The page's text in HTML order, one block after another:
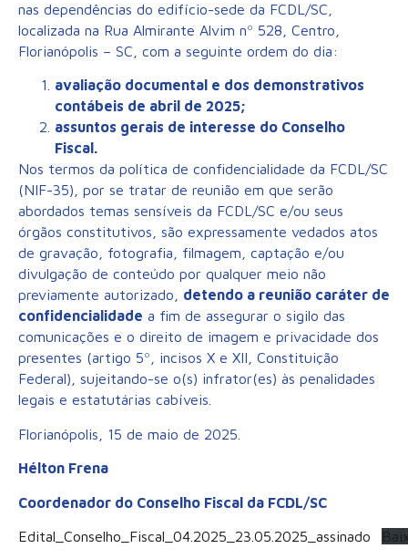
nas dependências do edifício-sede da FCDL/SC,
localizada na Rua Almirante Alvim nº 528, Centro,
Florianópolis – SC, com a seguinte ordem do dia:
avaliação documental e dos demonstrativos
contábeis de abril de 2025;
assuntos gerais de interesse do Conselho
Fiscal.
Nos termos da política de confidencialidade da FCDL/SC
(NIF-35), por se tratar de reunião em que serão
abordados temas sensíveis da FCDL/SC e/ou seus
órgãos constitutivos, são expressamente vedados atos
de gravação, fotografia, filmagem, captação e/ou
divulgação de conteúdo por qualquer meio não
previamente autorizado, detendo a reunião caráter de
confidencialidade a fim de assegurar o sigilo das
comunicações e o direito de imagem e privacidade dos
presentes (artigo 5º, incisos X e XII, Constituição
Federal), sujeitando-se o(s) infrator(es) às penalidades
legais e estatutárias cabíveis.
Florianópolis, 15 de maio de 2025.
Hélton Frena
Coordenador do Conselho Fiscal da FCDL/SC
Edital_Conselho_Fiscal_04.2025_23.05.2025_assinado